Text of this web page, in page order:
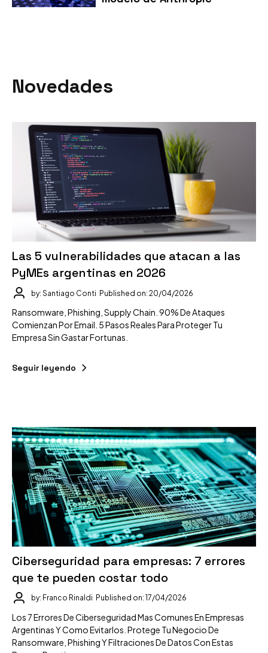
Novedades
Las 5 vulnerabilidades que atacan a las
PyMEs argentinas en 2026
by: Santiago Conti Published on: 20/04/2026
Ransomware, Phishing, Supply Chain. 90% De Ataques
Comienzan Por Email. 5 Pasos Reales Para Proteger Tu
Empresa Sin Gastar Fortunas.
Seguir leyendo
Ciberseguridad para empresas: 7 errores
que te pueden costar todo
by: Franco Rinaldi Published on: 17/04/2026
Los 7 Errores De Ciberseguridad Mas Comunes En Empresas
Argentinas Y Como Evitarlos. Protege Tu Negocio De
Ransomware, Phishing Y Filtraciones De Datos Con Estas